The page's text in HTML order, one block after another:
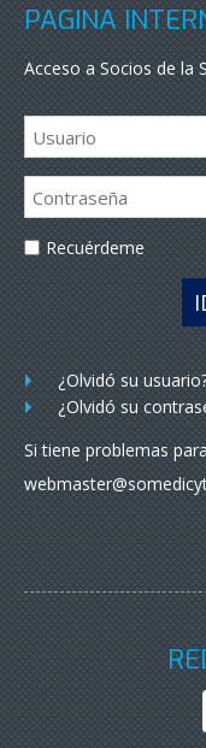
PÁGINA
Acceso a Socios de la
Recuérdeme
¿Olvidó su
¿Olvidó su
Si tiene problemas